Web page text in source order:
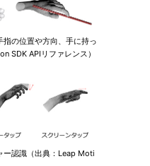
の位置や方向、手に持っ
SDK APIリファレンス）
認識（出典：Leap Moti